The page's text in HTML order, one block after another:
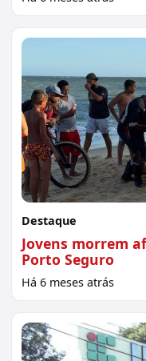
Destaque
Jovens morrem
Porto Seguro
Há 6 meses atrás